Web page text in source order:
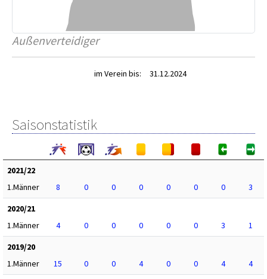
Außenverteidiger
im Verein bis: 31.12.2024
Saisonstatistik
2021/22
1.Männer
8 0 0 0 0 0 0
3
2020/21
1.Männer
4 0 0 0 0 0 3
1
2019/20
1.Männer
15 0 0 4 0 0 4
4